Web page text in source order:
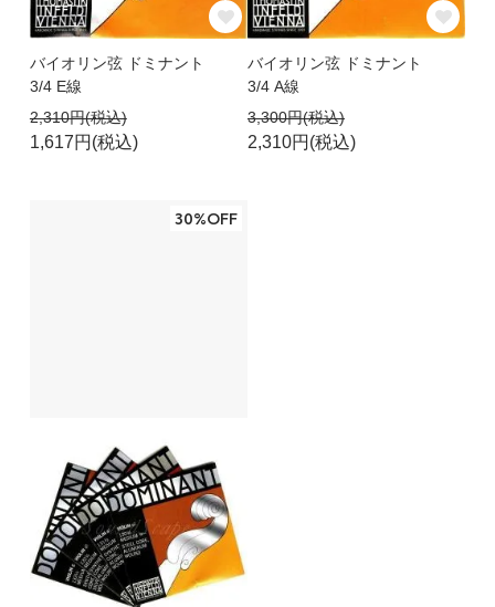
バイオリン弦 ドミナント
3/4 E線
2,310円(税込)
1,617円(税込)
バイオリン弦 ドミナント
3/4 A線
3,300円(税込)
2,310円(税込)
30%OFF